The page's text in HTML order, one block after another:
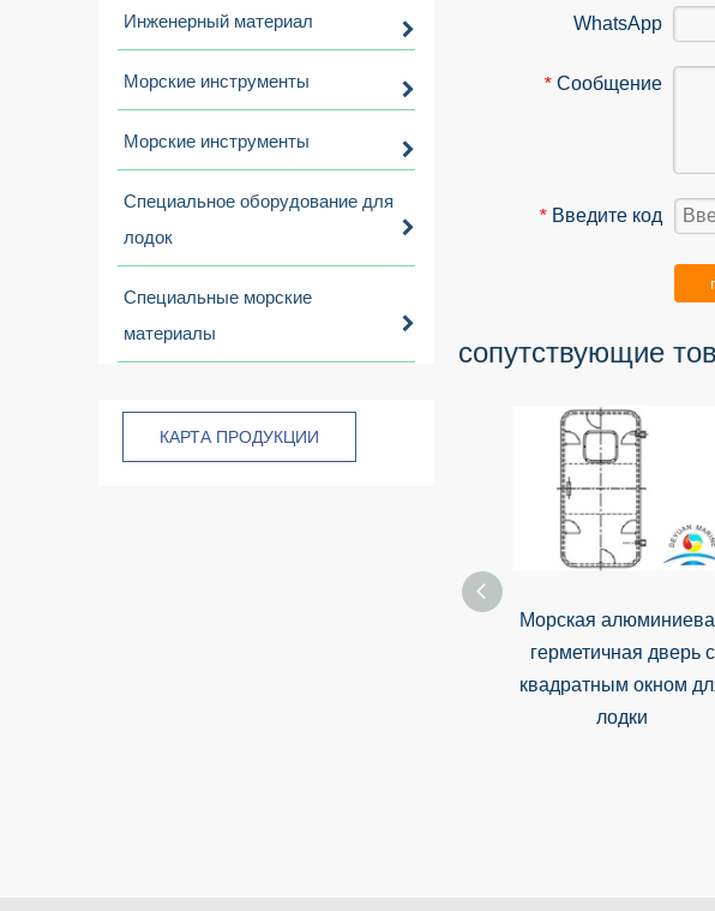
Инженерный материал
Морские инструменты
Морские инструменты
Специальное оборудование для
лодок
Специальные морские
материалы
КАРТА ПРОДУКЦИИ
WhatsApp
* Сообщение
* Введите код
сопутствующие
Морская
герметичная дверь с
квадратным окном
лодки